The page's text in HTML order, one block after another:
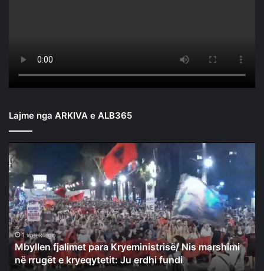
Lajme nga ARKIVA e ALB365
Mbyllen
fjalimet
para
Kryeministrisë/
Nis
marshimi
në
rrugët
kryeqytetit:
1 week ago
Mbyllen fjalimet para Kryeministrisë/ Nis marshimi
në rrugët e kryeqytetit: Ju erdhi fundi